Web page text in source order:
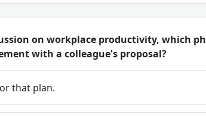
on workplace productivity, which
with a colleague's proposal?
that plan.